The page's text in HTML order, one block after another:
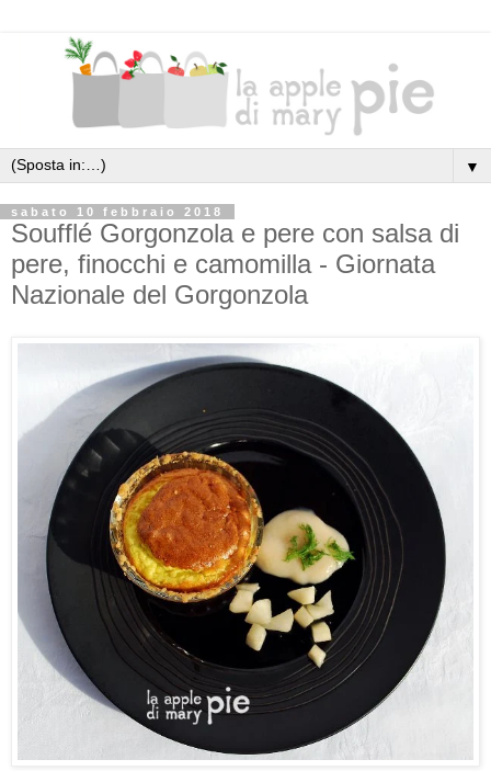
▼
sabato 10 febbraio 2018
Soufflé Gorgonzola e pere con salsa di
pere, finocchi e camomilla - Giornata
Nazionale del Gorgonzola